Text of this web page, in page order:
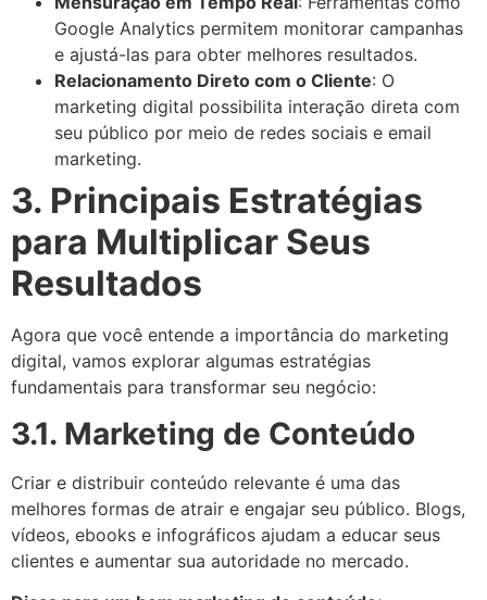
Google Analytics permitem monitorar campanhas
e ajustá-las para obter melhores resultados.
Relacionamento Direto com o Cliente: O
marketing digital possibilita interação direta com
seu público por meio de redes sociais e email
marketing.
3. Principais Estratégias
para Multiplicar Seus
Resultados
Agora que você entende a importância do marketing
digital, vamos explorar algumas estratégias
fundamentais para transformar seu negócio:
3.1. Marketing de Conteúdo
Criar e distribuir conteúdo relevante é uma das
melhores formas de atrair e engajar seu público. Blogs,
vídeos, ebooks e infográficos ajudam a educar seus
clientes e aumentar sua autoridade no mercado.